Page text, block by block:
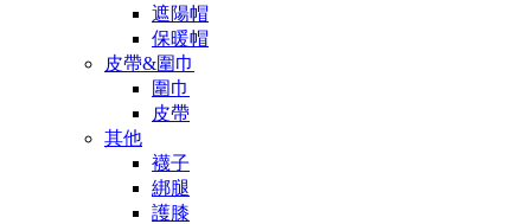
遮陽帽
保暖帽
皮帶&圍巾
圍巾
皮帶
其他
襪子
綁腿
護膝